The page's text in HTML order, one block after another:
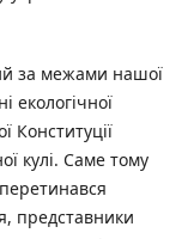
за межами нашої
екологічної
Конституції
кулі. Саме тому
представники